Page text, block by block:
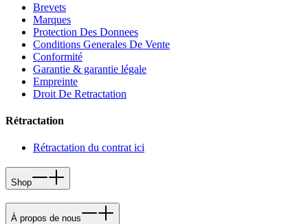
Brevets
Marques
Protection Des Donnees
Conditions Generales De Vente
Conformité
Garantie & garantie légale
Empreinte
Droit De Retractation
Rétractation
Rétractation du contrat ici
Shop
À propos de nous